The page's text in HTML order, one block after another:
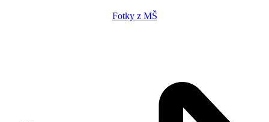
Fotky z MŠ